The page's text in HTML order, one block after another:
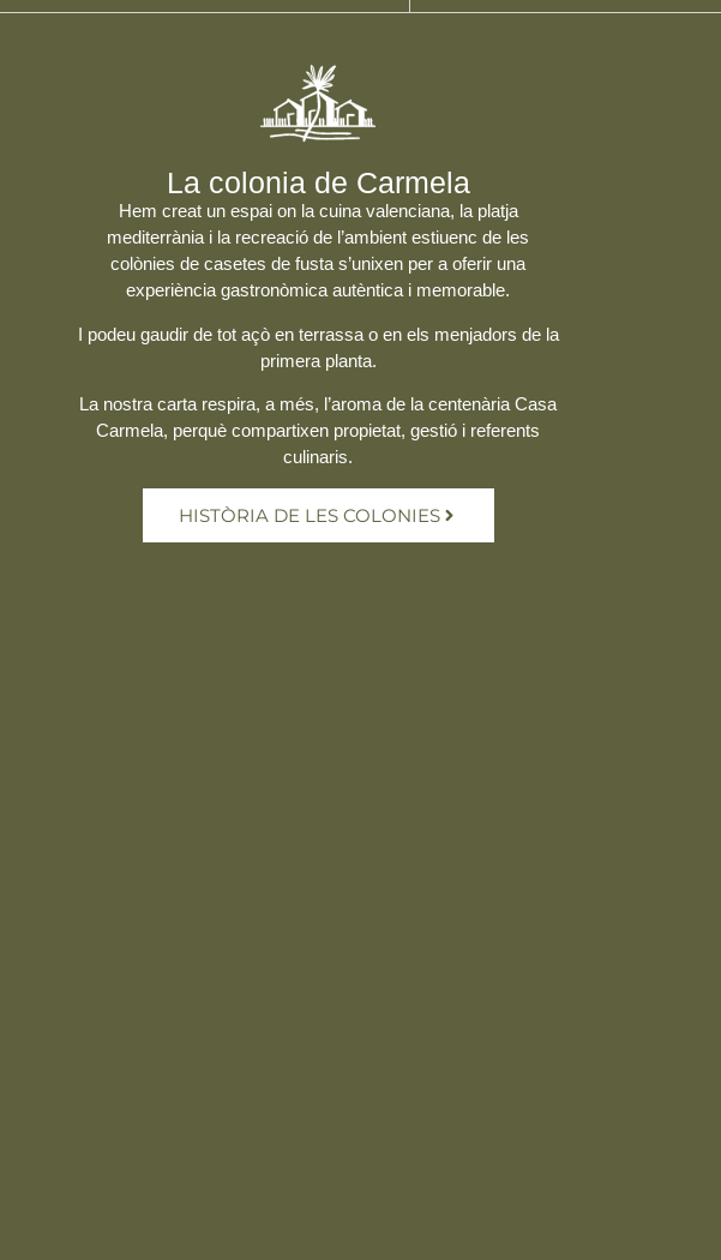
La colonia de Carmela
Hem creat un espai on la cuina valenciana, la platja
mediterrània i la recreació de l’ambient estiuenc de les
colònies de casetes de fusta s’unixen per a oferir una
experiència gastronòmica autèntica i memorable.
I podeu gaudir de tot açò en terrassa o en els menjadors de la
primera planta.
La nostra carta respira, a més, l’aroma de la centenària Casa
Carmela, perquè compartixen propietat, gestió i referents
culinaris.
HISTÒRIA DE LES COLONIES